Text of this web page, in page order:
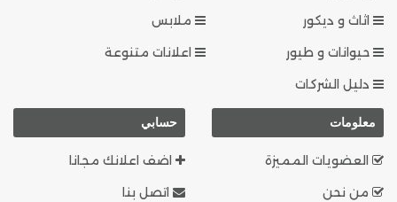
اثاث و ديكور
ملابس
حيوانات و طيور
اعلانات متنوعة
دليل الشركات
معلومات
العضويات المميزة
من نحن
حسابي
اضف اعلانك مجانا
اتصل بنا